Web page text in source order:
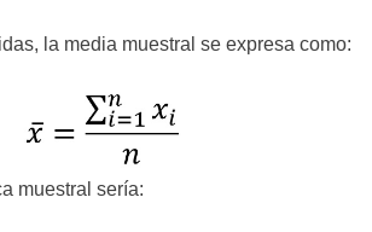
la media muestral se expresa como:
muestral sería: